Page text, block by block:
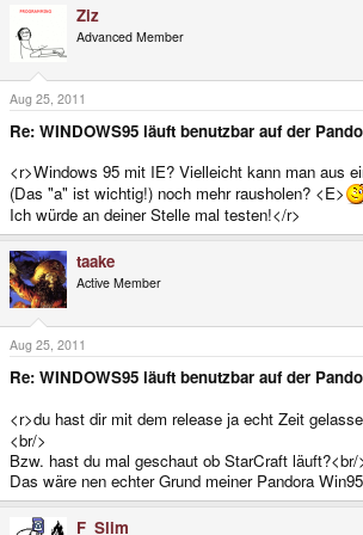
Ziz
Advanced Member
Aug 25, 2011
Re: WINDOWS95 läuft benutzbar auf der
<r>Windows 95 mit IE? Vielleicht kann man aus
(Das "a" ist wichtig!) noch mehr rausholen? <E>
Ich würde an deiner Stelle mal testen!</r>
taake
Active Member
Aug 25, 2011
Re: WINDOWS95 läuft benutzbar auf der
<r>du hast dir mit dem release ja echt Zeit
<br/>
Bzw. hast du mal geschaut ob StarCraft läuft?<br/
Das wäre nen echter Grund meiner Pandora
F_Slim